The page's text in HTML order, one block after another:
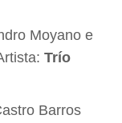
Moyano e
Trío
Barros